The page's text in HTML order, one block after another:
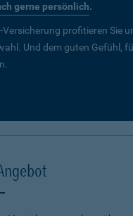
gerne persönlich.
Versicherung profitieren Sie
Und dem guten Gefühl,